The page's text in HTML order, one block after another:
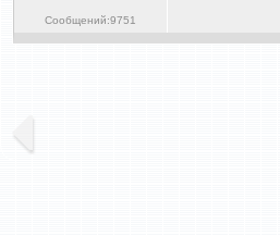
Сообщений:9751